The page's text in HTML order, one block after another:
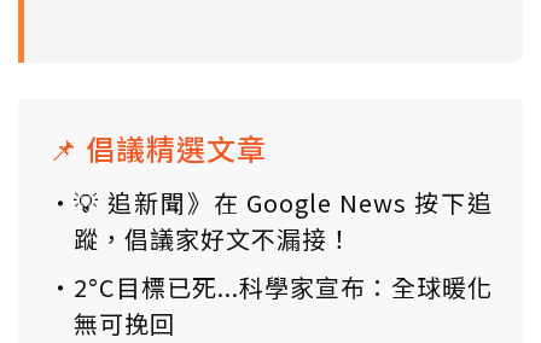
📌 倡議精選文章
💡 追新聞》在 Google News 按下追
蹤，倡議家好文不漏接！
2°C目標已死...科學家宣布：全球暖化
無可挽回